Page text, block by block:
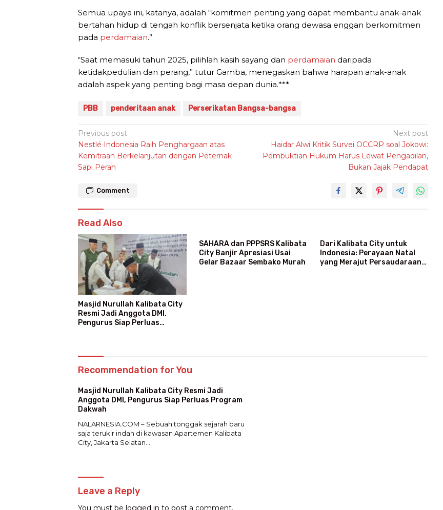
Semua upaya ini, katanya, adalah “komitmen penting yang dapat membantu anak-anak
bertahan hidup di tengah konflik bersenjata ketika orang dewasa enggan berkomitmen
pada perdamaian.”
“Saat memasuki tahun 2025, pilihlah kasih sayang dan perdamaian daripada
ketidakpedulian dan perang,” tutur Gamba, menegaskan bahwa harapan anak-anak
adalah aspek yang penting bagi masa depan dunia.***
PBB penderitaan anak Perserikatan Bangsa-bangsa
Post
navigation
Previous post
Nestlé Indonesia Raih Penghargaan atas
Kemitraan Berkelanjutan dengan Peternak
Sapi Perah
Next post
Haidar Alwi Kritik Survei OCCRP soal Jokowi:
Pembuktian Hukum Harus Lewat Pengadilan,
Bukan Jajak Pendapat
Comment
Read Also
Masjid Nurullah Kalibata City
Resmi Jadi Anggota DMI,
Pengurus Siap Perluas
SAHARA dan PPPSRS Kalibata
City Banjir Apresiasi Usai
Gelar Bazaar Sembako Murah
Dari Kalibata City untuk
Indonesia: Perayaan Natal
yang Merajut Persaudaraan
Recommendation for You
Masjid Nurullah Kalibata City Resmi Jadi
Anggota DMI, Pengurus Siap Perluas Program
Dakwah
NALARNESIA.COM – Sebuah tonggak sejarah baru
saja terukir indah di kawasan Apartemen Kalibata
City, Jakarta Selatan….
Leave a Reply